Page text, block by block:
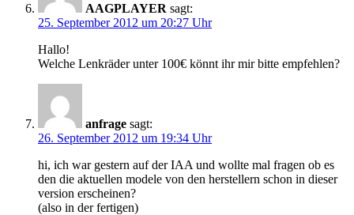
AAGPLAYER sagt:
25. September 2012 um 20:27 Uhr
Hallo!
Welche Lenkräder unter 100€ könnt ihr mir bitte empfehlen?
anfrage sagt:
26. September 2012 um 19:34 Uhr
hi, ich war gestern auf der IAA und wollte mal fragen ob es
den die aktuellen modele von den herstellern schon in dieser
version erscheinen?
(also in der fertigen)